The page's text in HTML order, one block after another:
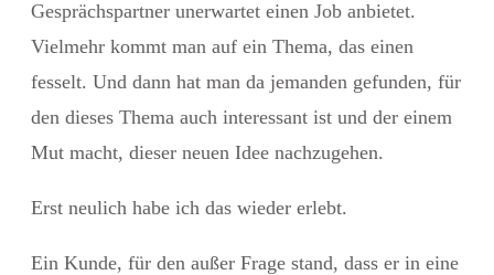
Gesprächspartner unerwartet einen Job anbietet.
Vielmehr kommt man auf ein Thema, das einen
fesselt. Und dann hat man da jemanden gefunden, für
den dieses Thema auch interessant ist und der einem
Mut macht, dieser neuen Idee nachzugehen.
Erst neulich habe ich das wieder erlebt.
Ein Kunde, für den außer Frage stand, dass er in eine